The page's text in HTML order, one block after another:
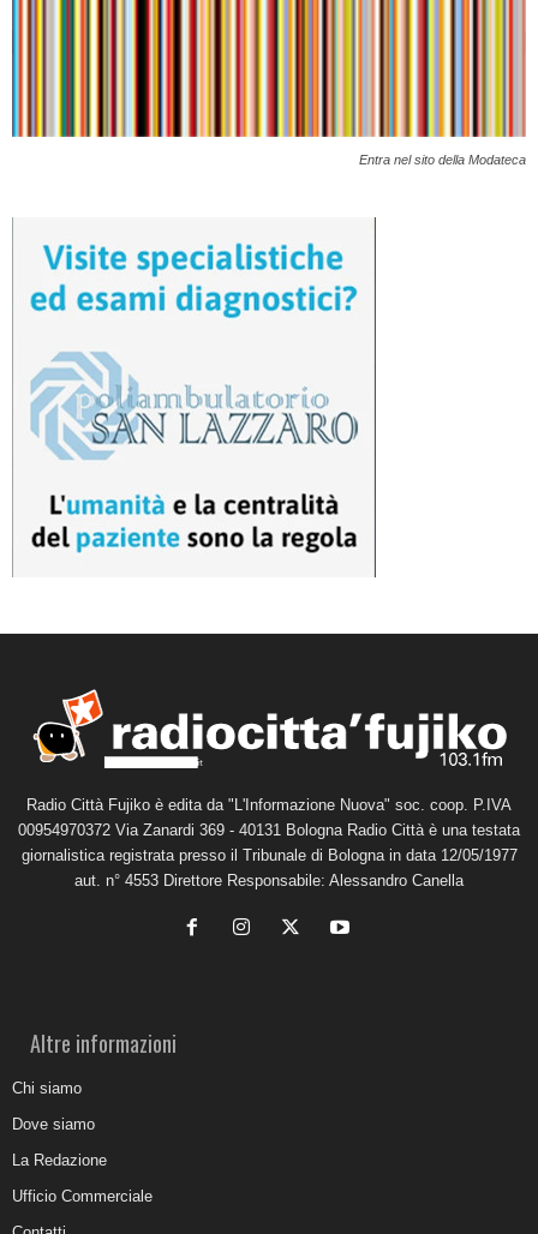
Entra nel sito della Modateca
Radio Città Fujiko è edita da "L'Informazione Nuova" soc. coop. P.IVA
00954970372 Via Zanardi 369 - 40131 Bologna Radio Città è una testata
giornalistica registrata presso il Tribunale di Bologna in data 12/05/1977
aut. n° 4553 Direttore Responsabile: Alessandro Canella
Altre informazioni
Chi siamo
Dove siamo
La Redazione
Ufficio Commerciale